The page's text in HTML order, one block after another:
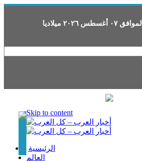
الموافق ٠٧ أغسطس ٢٠٢٦ ميلاديا
Skip to content
الرئيسية
العالم